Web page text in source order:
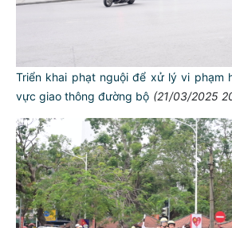
Triển khai phạt nguội để xử lý vi phạm
vực giao thông đường bộ (21/03/2025